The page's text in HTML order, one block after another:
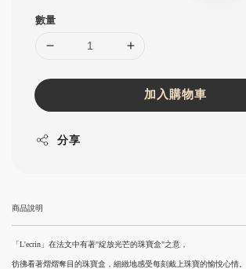
數量
加入購物車
分享
商品說明
「L'ecrin」在法文中有著"綻放光芒的珠寶盒"之意，
彷彿看著熠熠奪目的珠寶盒，細緻地感受每刻戴上珠寶的愉悅心情。